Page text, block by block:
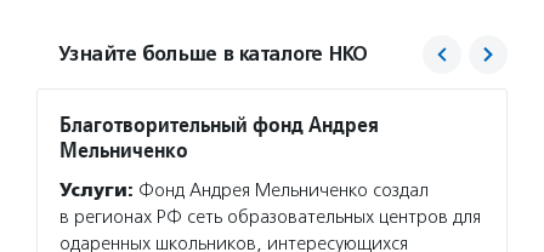
Узнайте больше в каталоге НКО
Благотворительный фонд Андрея
Мельниченко
Услуги: Фонд Андрея Мельниченко создал
в регионах РФ сеть образовательных центров для
одаренных школьников, интересующихся